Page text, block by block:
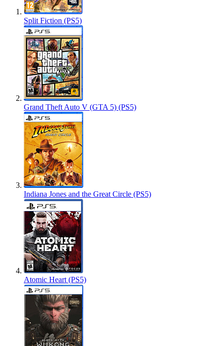
Split Fiction (PS5)
Grand Theft Auto V (GTA 5) (PS5)
Indiana Jones and the Great Circle (PS5)
Atomic Heart (PS5)